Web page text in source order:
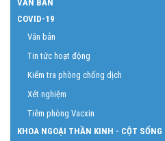
VĂN BẢN
COVID-19
Văn bản
Tin tức hoạt động
Kiểm tra phòng chống dịch
Xét nghiệm
Tiêm phòng Vacxin
KHOA NGOẠI THẦN KINH - CỘT SỐNG